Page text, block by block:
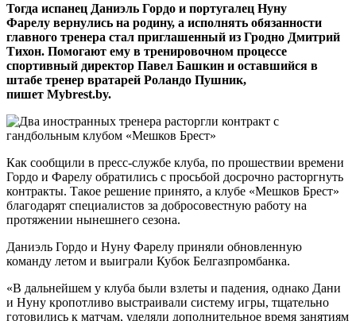
Тогда испанец Даниэль Гордо и португалец Нуну
Фарелу вернулись на родину, а исполнять обязанности
главного тренера стал приглашенный из Гродно Дмитрий
Тихон. Помогают ему в тренировочном процессе
спортивный директор Павел Башкин и оставшийся в
штабе тренер вратарей Роландо Пушник,
пишет Mybrest.by.
Как сообщили в пресс-службе клуба, по прошествии времени
Гордо и Фарелу обратились с просьбой досрочно расторгнуть
контракты. Такое решение принято, а клубе «Мешков Брест»
благодарят специалистов за добросовестную работу на
протяжении нынешнего сезона.
Даниэль Гордо и Нуну Фарелу приняли обновленную
команду летом и выиграли Кубок Белгазпромбанка.
«В дальнейшем у клуба были взлеты и падения, однако Дани
и Нуну кропотливо выстраивали систему игры, тщательно
готовились к матчам, уделяли дополнительное время занятиям